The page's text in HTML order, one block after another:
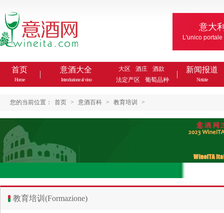
意大
L'unico
首页
Home
意酒大全
Introduzione al vino
大区 酒庄
酒款
法定产区
葡萄品种
新闻报道
Notizie
您的当前位置： 首页 > 意酒百科 > 教育培训 >
教育培训(Formazione)